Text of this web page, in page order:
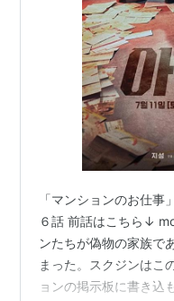
「マンションのお仕
６話 前話はこちら↓
ンたちが偽物の家族で
まった。スクジンはこ
ョンの掲示板に書き込